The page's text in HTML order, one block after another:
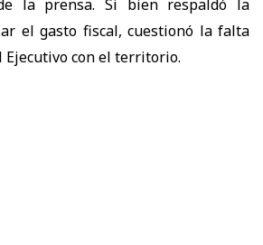
la prensa. Si bien respaldó la
el gasto fiscal, cuestionó la falta
Ejecutivo con el territorio.